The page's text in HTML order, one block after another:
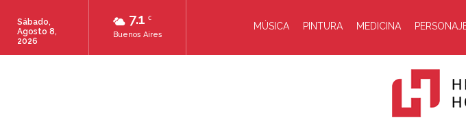
7.1 C
Buenos Aires
Sábado,
Agosto 8,
2026
MÚSICA PINTURA MEDICINA